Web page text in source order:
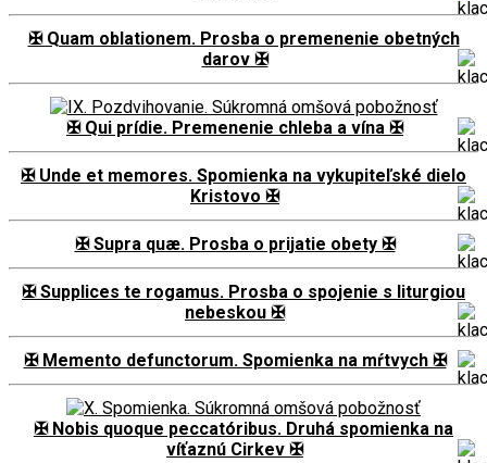
✠ Quam oblationem. Prosba o premenenie obetných
darov ✠
✠ Qui prídie. Premenenie chleba a vína ✠
✠ Unde et memores. Spomienka na vykupiteľské dielo
Kristovo ✠
✠ Supra quæ. Prosba o prijatie obety ✠
✠ Supplices te rogamus. Prosba o spojenie s liturgiou
nebeskou ✠
✠ Memento defunctorum. Spomienka na mŕtvych ✠
✠ Nobis quoque peccatóribus. Druhá spomienka na
víťaznú Cirkev ✠